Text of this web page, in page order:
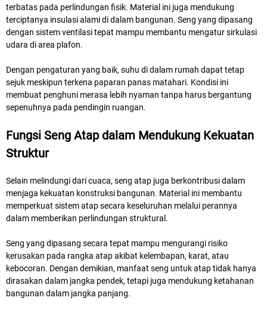
terbatas pada perlindungan fisik. Material ini juga mendukung
terciptanya insulasi alami di dalam bangunan. Seng yang dipasang
dengan sistem ventilasi tepat mampu membantu mengatur sirkulasi
udara di area plafon.
Dengan pengaturan yang baik, suhu di dalam rumah dapat tetap
sejuk meskipun terkena paparan panas matahari. Kondisi ini
membuat penghuni merasa lebih nyaman tanpa harus bergantung
sepenuhnya pada pendingin ruangan.
Fungsi Seng Atap dalam Mendukung Kekuatan
Struktur
Selain melindungi dari cuaca, seng atap juga berkontribusi dalam
menjaga kekuatan konstruksi bangunan. Material ini membantu
memperkuat sistem atap secara keseluruhan melalui perannya
dalam memberikan perlindungan struktural.
Seng yang dipasang secara tepat mampu mengurangi risiko
kerusakan pada rangka atap akibat kelembapan, karat, atau
kebocoran. Dengan demikian, manfaat seng untuk atap tidak hanya
dirasakan dalam jangka pendek, tetapi juga mendukung ketahanan
bangunan dalam jangka panjang.